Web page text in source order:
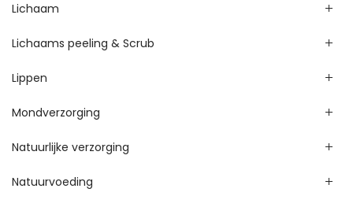
Lichaam
Lichaams peeling & Scrub
Lippen
Mondverzorging
Natuurlijke verzorging
Natuurvoeding